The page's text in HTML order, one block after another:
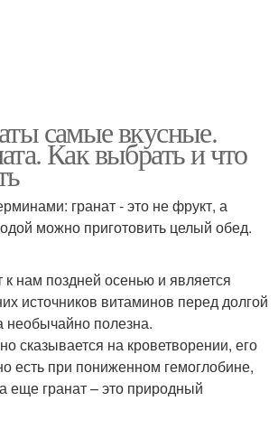
самые вкусные.
Как выбрать и что
гранат - это не фрукт, а
можно приготовить целый обед.
к нам поздней осенью и является
источников витаминов перед долгой
необычайно полезна.
сказывается на кроветворении, его
есть при пониженном гемоглобине,
еще гранат – это природный